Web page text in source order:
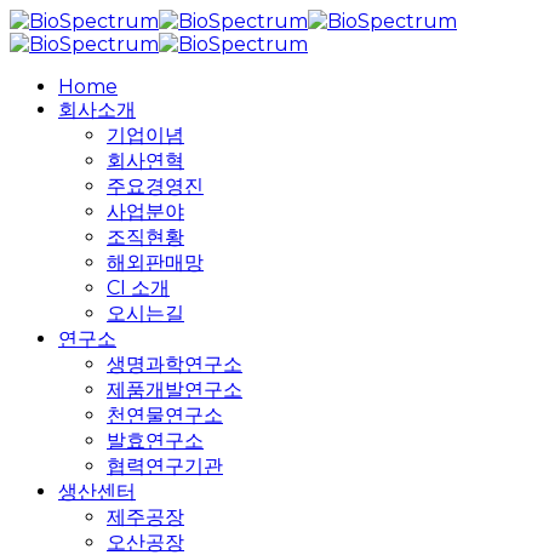
Skip
to
content
search
MenuHome
회사소개
기업이념
회사연혁
주요경영진
사업분야
조직현황
해외판매망
CI 소개
오시는길
연구소
생명과학연구소
제품개발연구소
천연물연구소
발효연구소
협력연구기관
생산센터
제주공장
오산공장